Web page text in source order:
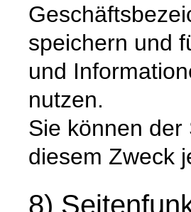
speichern und
und
nutzen.
Sie können
diesem Zweck
8)